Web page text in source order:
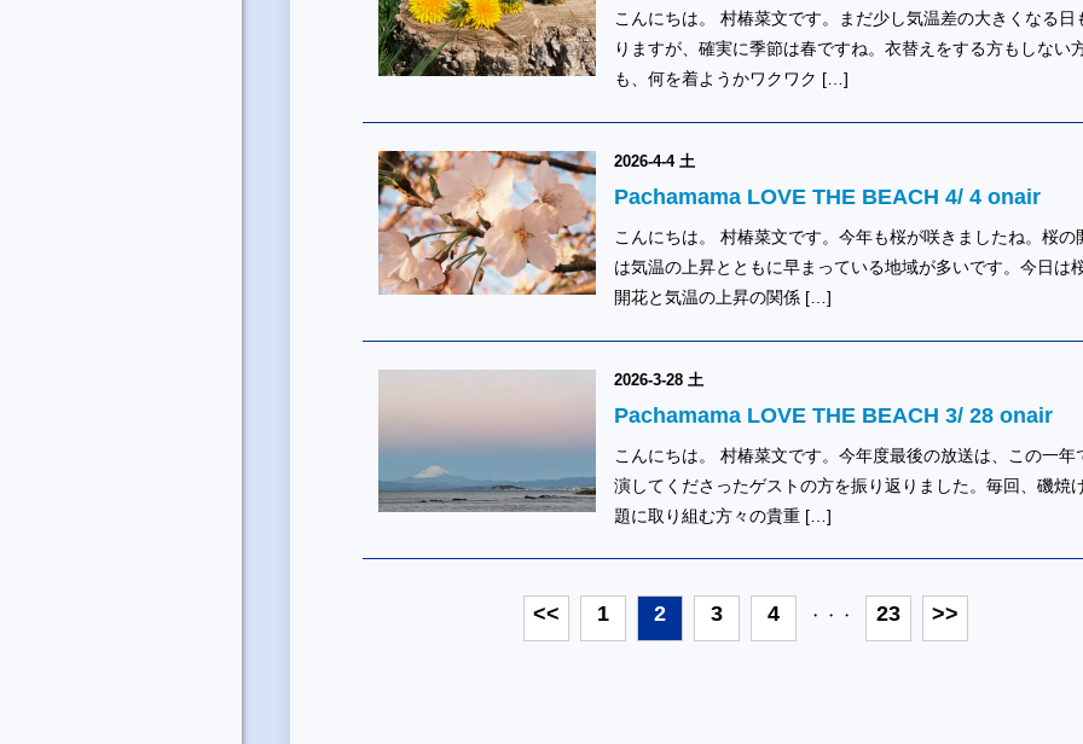
こんにちは。 村椿菜文です。まだ少し気温差の大きくなる日
りますが、確実に季節は春ですね。衣替えをする方もしない
も、何を着ようかワクワク […]
2026-4-4 土
Pachamama LOVE THE BEACH 4/ 4 onair
こんにちは。 村椿菜文です。今年も桜が咲きましたね。桜の
は気温の上昇とともに早まっている地域が多いです。今日は
開花と気温の上昇の関係 […]
2026-3-28 土
Pachamama LOVE THE BEACH 3/ 28 onair
こんにちは。 村椿菜文です。今年度最後の放送は、この一年
演してくださったゲストの方を振り返りました。毎回、磯焼
題に取り組む方々の貴重 […]
<< 1 2 3 4 ・・・ 23 >>